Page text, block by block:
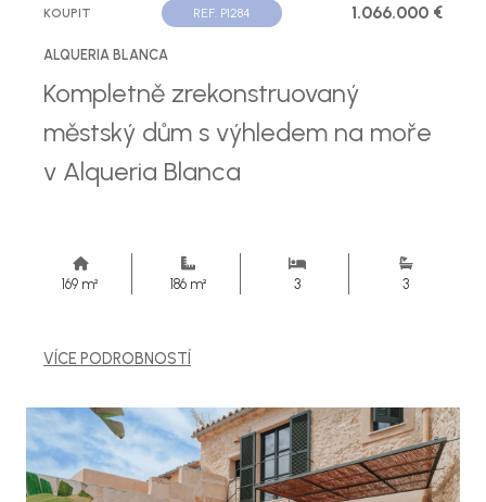
KOUPIT REF. P1284 1.066.000 €
ALQUERIA BLANCA
Kompletně zrekonstruovaný
městský dům s výhledem na moře
v Alqueria Blanca
169 m² 186 m² 3 3
VÍCE PODROBNOSTÍ